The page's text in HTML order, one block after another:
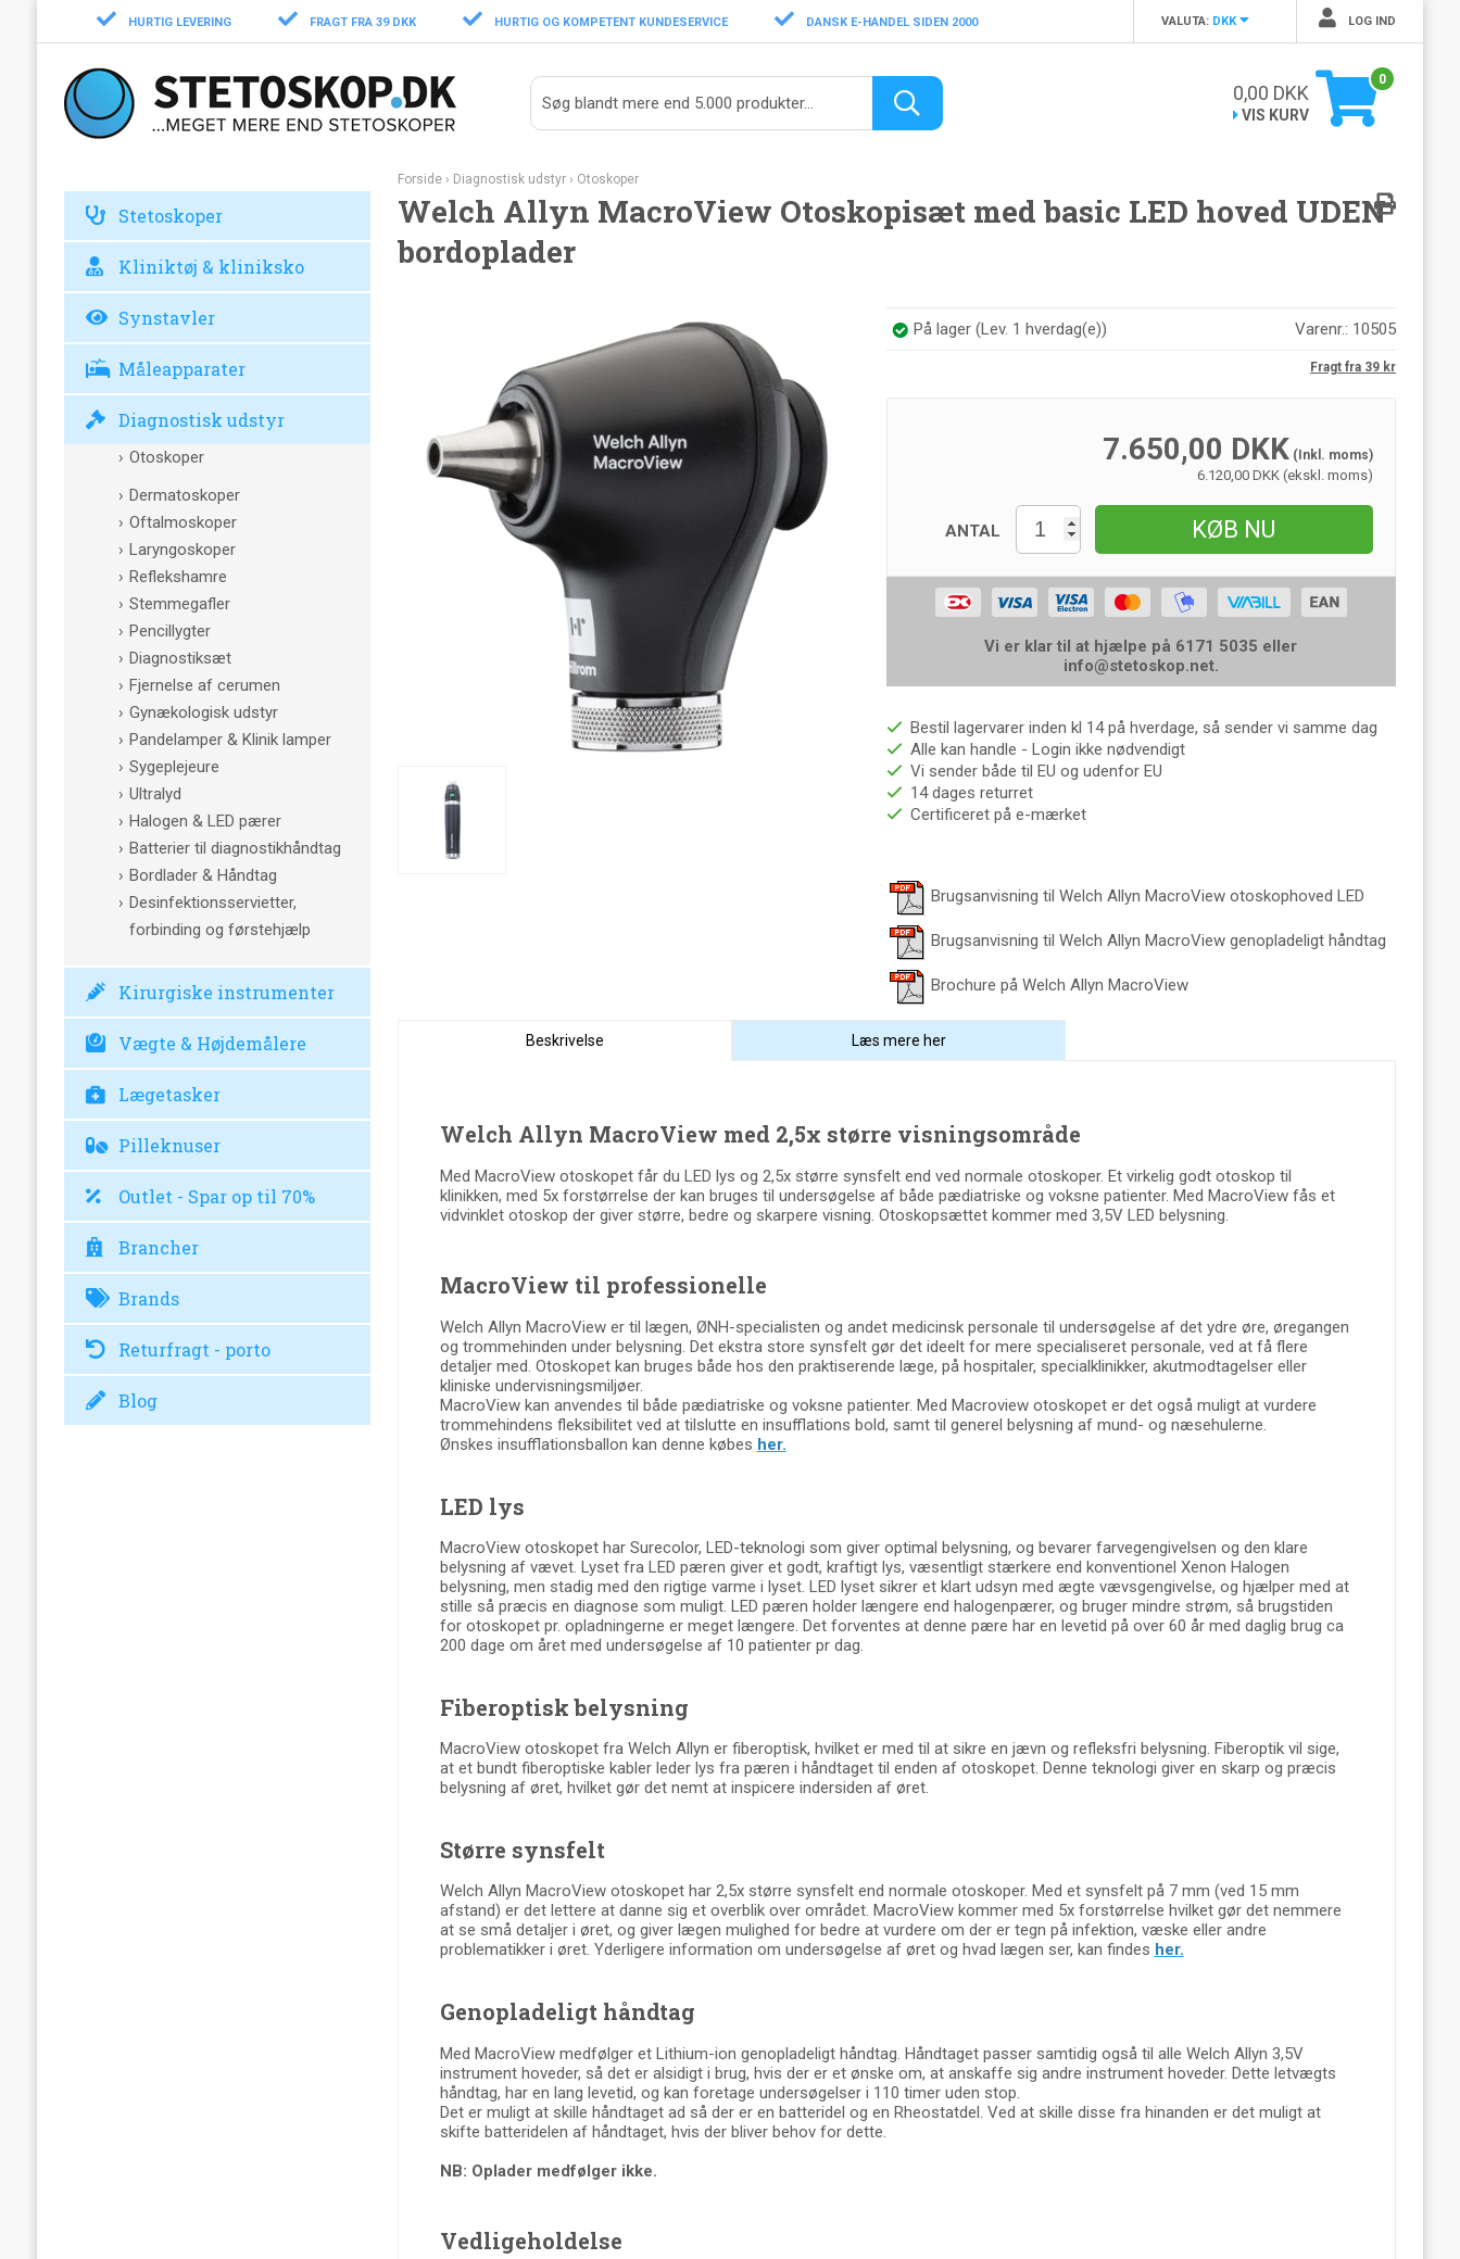
HURTIG LEVERING FRAGT FRA 39 DKK HURTIG OG KOMPETENT KUNDESERVICE DANSK E-HANDEL SIDEN 2000 LOG IND
VALUTA: DKK
0
0,00 DKK
VIS KURV
Stetoskoper
Kliniktøj & kliniksko
Synstavler
Måleapparater
Diagnostisk udstyr
Otoskoper
Dermatoskoper
Oftalmoskoper
Laryngoskoper
Reflekshamre
Stemmegafler
Pencillygter
Diagnostiksæt
Fjernelse af cerumen
Gynækologisk udstyr
Pandelamper & Klinik lamper
Sygeplejeure
Ultralyd
Halogen & LED pærer
Batterier til diagnostikhåndtag
Bordlader & Håndtag
Desinfektionsservietter,
forbinding og førstehjælp
Kirurgiske instrumenter
Vægte & Højdemålere
Lægetasker
Pilleknuser
Outlet - Spar op til 70%
Brancher
Brands
Returfragt - porto
Blog
Forside› Diagnostisk udstyr› Otoskoper
Welch Allyn MacroView Otoskopisæt med basic LED hoved UDEN
bordoplader
På lager(Lev. 1 hverdag(e)) Varenr.: 10505
Fragt fra 39 kr
7.650,00 DKK (Inkl. moms)
6.120,00 DKK (ekskl. moms)
ANTAL KØB NU
Vi er klar til at hjælpe på 6171 5035 eller
info@stetoskop.net.
Bestil lagervarer inden kl 14 på hverdage, så sender vi samme dag
Alle kan handle - Login ikke nødvendigt
Vi sender både til EU og udenfor EU
14 dages returret
Certificeret på e-mærket
Brugsanvisning til Welch Allyn MacroView otoskophoved LED
Brugsanvisning til Welch Allyn MacroView genopladeligt håndtag
Brochure på Welch Allyn MacroView
Beskrivelse Læs mere her
Welch Allyn MacroView med 2,5x større visningsområde
Med MacroView otoskopet får du LED lys og 2,5x større synsfelt end ved normale otoskoper. Et virkelig godt otoskop til
klinikken, med 5x forstørrelse der kan bruges til undersøgelse af både pædiatriske og voksne patienter. Med MacroView fås et
vidvinklet otoskop der giver større, bedre og skarpere visning. Otoskopsættet kommer med 3,5V LED belysning.
MacroView til professionelle
Welch Allyn MacroView er til lægen, ØNH-specialisten og andet medicinsk personale til undersøgelse af det ydre øre, øregangen
og trommehinden under belysning. Det ekstra store synsfelt gør det ideelt for mere specialiseret personale, ved at få flere
detaljer med. Otoskopet kan bruges både hos den praktiserende læge, på hospitaler, specialklinikker, akutmodtagelser eller
kliniske undervisningsmiljøer.
MacroView kan anvendes til både pædiatriske og voksne patienter. Med Macroview otoskopet er det også muligt at vurdere
trommehindens fleksibilitet ved at tilslutte en insufflations bold, samt til generel belysning af mund- og næsehulerne.
Ønskes insufflationsballon kan denne købes her.
LED lys
MacroView otoskopet har Surecolor, LED-teknologi som giver optimal belysning, og bevarer farvegengivelsen og den klare
belysning af vævet. Lyset fra LED pæren giver et godt, kraftigt lys, væsentligt stærkere end konventionel Xenon Halogen
belysning, men stadig med den rigtige varme i lyset. LED lyset sikrer et klart udsyn med ægte vævsgengivelse, og hjælper med at
stille så præcis en diagnose som muligt. LED pæren holder længere end halogenpærer, og bruger mindre strøm, så brugstiden
for otoskopet pr. opladningerne er meget længere. Det forventes at denne pære har en levetid på over 60 år med daglig brug ca
200 dage om året med undersøgelse af 10 patienter pr dag.
Fiberoptisk belysning
MacroView otoskopet fra Welch Allyn er fiberoptisk, hvilket er med til at sikre en jævn og refleksfri belysning. Fiberoptik vil sige,
at et bundt fiberoptiske kabler leder lys fra pæren i håndtaget til enden af otoskopet. Denne teknologi giver en skarp og præcis
belysning af øret, hvilket gør det nemt at inspicere indersiden af øret.
Større synsfelt
Welch Allyn MacroView otoskopet har 2,5x større synsfelt end normale otoskoper. Med et synsfelt på 7 mm (ved 15 mm
afstand) er det lettere at danne sig et overblik over området. MacroView kommer med 5x forstørrelse hvilket gør det nemmere
at se små detaljer i øret, og giver lægen mulighed for bedre at vurdere om der er tegn på infektion, væske eller andre
problematikker i øret. Yderligere information om undersøgelse af øret og hvad lægen ser, kan findes her.
Genopladeligt håndtag
Med MacroView medfølger et Lithium-ion genopladeligt håndtag. Håndtaget passer samtidig også til alle Welch Allyn 3,5V
instrument hoveder, så det er alsidigt i brug, hvis der er et ønske om, at anskaffe sig andre instrument hoveder. Dette letvægts
håndtag, har en lang levetid, og kan foretage undersøgelser i 110 timer uden stop.
Det er muligt at skille håndtaget ad så der er en batteridel og en Rheostatdel. Ved at skille disse fra hinanden er det muligt at
skifte batteridelen af håndtaget, hvis der bliver behov for dette.
NB: Oplader medfølger ikke.
Vedligeholdelse